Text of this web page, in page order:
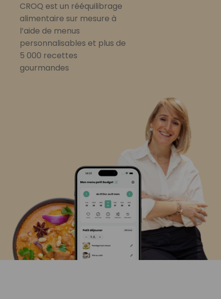
CROQ est un rééquilibrage
alimentaire sur mesure à
l’aide de menus
personnalisables et plus de
5 000 recettes
gourmandes